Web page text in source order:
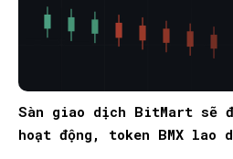
Sàn giao dịch BitMart sẽ
hoạt động, token BMX lao